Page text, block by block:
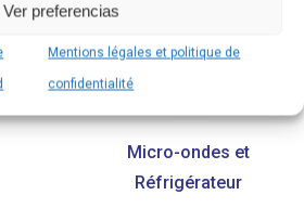
Ver preferencias
Mentions légales et politique de
confidentialité
Micro-ondes et
Réfrigérateur